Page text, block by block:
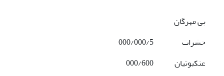
بی مهرگان
حشرات
000/000/5
عنکبوتیان
000/600